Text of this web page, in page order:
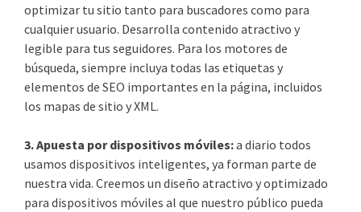
optimizar tu sitio tanto para buscadores como para
cualquier usuario. Desarrolla contenido atractivo y
legible para tus seguidores. Para los motores de
búsqueda, siempre incluya todas las etiquetas y
elementos de SEO importantes en la página, incluidos
los mapas de sitio y XML.
3. Apuesta por dispositivos móviles:a diario todos
usamos dispositivos inteligentes, ya forman parte de
nuestra vida. Creemos un diseño atractivo y optimizado
para dispositivos móviles al que nuestro público pueda